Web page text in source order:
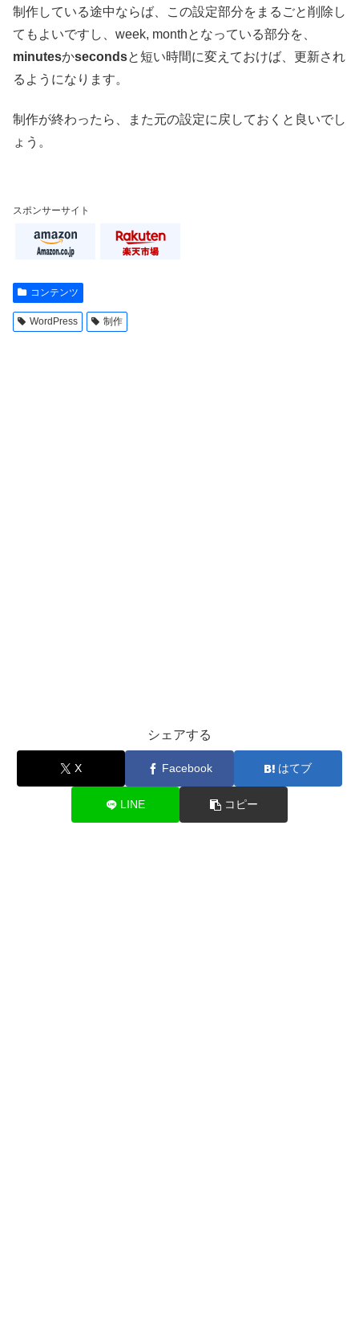
制作している途中ならば、この設定部分をまるごと削除し
てもよいですし、week, monthとなっている部分を、
minutesかsecondsと短い時間に変えておけば、更新され
るようになります。
制作が終わったら、また元の設定に戻しておくと良いでし
ょう。
スポンサーサイト
コンテンツ
WordPress 制作
シェアする
X Facebook はてブ
LINE コピー